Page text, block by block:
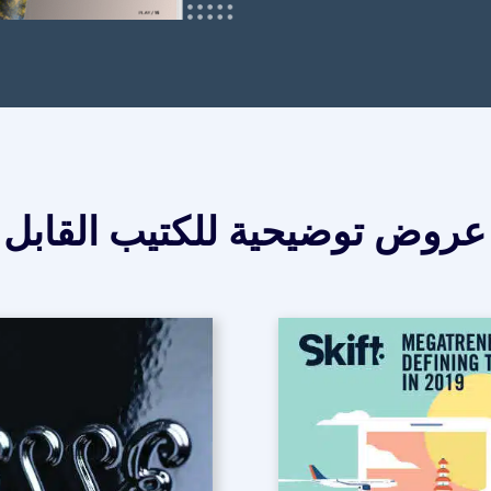
توضيحية للكتيب